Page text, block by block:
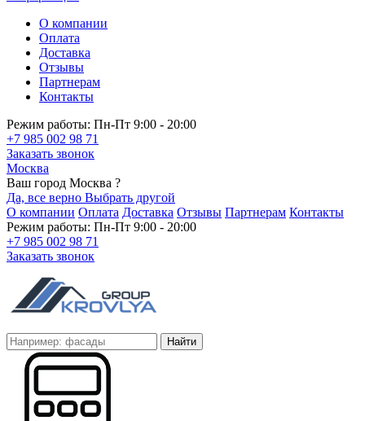
О компании
Оплата
Доставка
Отзывы
Партнерам
Контакты
Режим работы: Пн-Пт 9:00 - 20:00
+7 985 002 98 71
Заказать звонок
Москва
Ваш город Москва ?
Да, все верно Выбрать другой
О компании Оплата Доставка Отзывы Партнерам Контакты
Режим работы: Пн-Пт 9:00 - 20:00
+7 985 002 98 71
Заказать звонок
Найти